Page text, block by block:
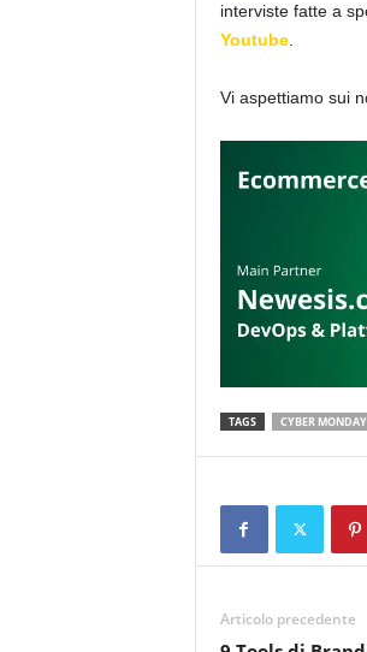
interviste fatte a
Youtube.
Vi aspettiamo sui
TAGS CYBER MONDAY
Articolo precedente